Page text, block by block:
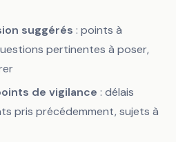
suggérés : points à
pertinentes à poser,
de vigilance : délais
pris précédemment, sujets à